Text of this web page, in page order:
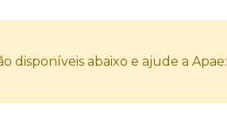
disponíveis abaixo e ajude a Apae: